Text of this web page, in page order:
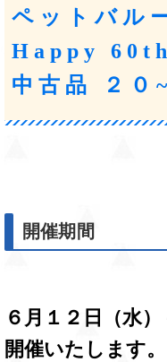
ペットバル
Happy
中古品 ２０
開催期間
６月１２日（水
開催いたします。